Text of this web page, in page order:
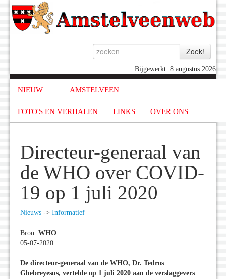
Bijgewerkt: 8 augustus 2026
NIEUW AMSTELVEEN
FOTO'S EN VERHALEN LINKS OVER ONS
Directeur-generaal van
de WHO over COVID-
19 op 1 juli 2020
Nieuws -> Informatief
Bron: WHO
05-07-2020
De directeur-generaal van de WHO, Dr. Tedros
Ghebreyesus, vertelde op 1 juli 2020 aan de verslaggevers